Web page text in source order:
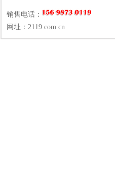
销售电话：
网址：2119.com.cn